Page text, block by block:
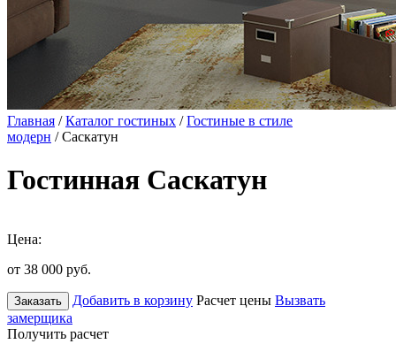
Главная /Каталог гостиных /Гостиные в стиле
модерн / Саскатун
Гостинная Саскатун
Цена:
от 38 000 руб.
Заказать Добавить в корзину Расчет цены Вызвать
замерщика
Получить расчет